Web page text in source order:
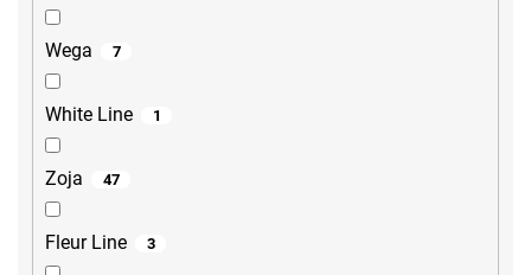
Wega 7
White Line 1
Zoja 47
Fleur Line 3